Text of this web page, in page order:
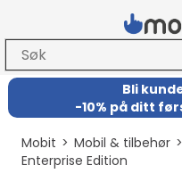
Bli
-10% på ditt
Mobit>Mobil & tilbehør
Enterprise Edition